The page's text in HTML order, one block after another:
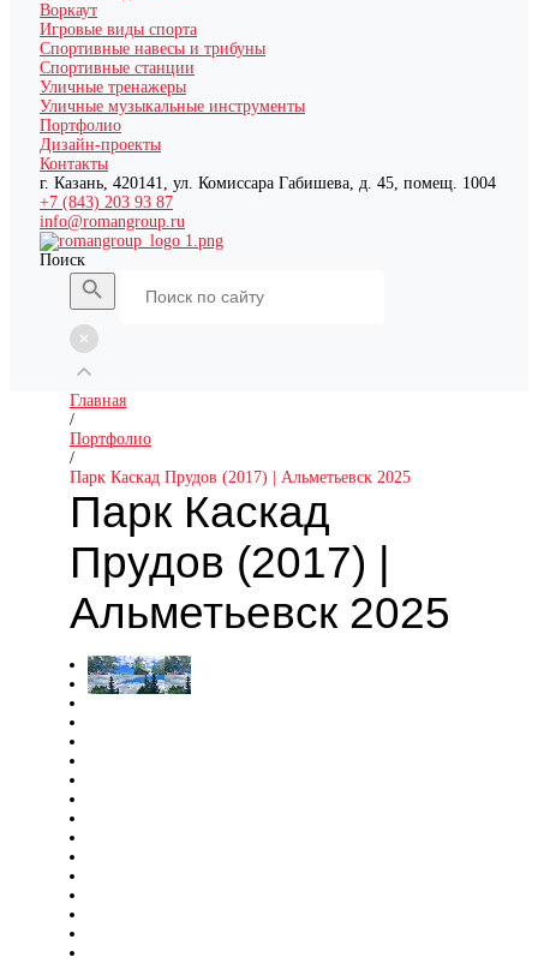
Воркаут
Игровые виды спорта
Спортивные навесы и трибуны
Спортивные станции
Уличные тренажеры
Уличные музыкальные инструменты
Портфолио
Дизайн-проекты
Контакты
г. Казань, 420141, ул. Комиссара Габишева, д. 45, помещ. 1004
+7 (843) 203 93 87
info@romangroup.ru
Поиск
Главная
/
Портфолио
/
Парк Каскад Прудов (2017) | Альметьевск 2025
Парк Каскад
Прудов (2017) |
Альметьевск 2025